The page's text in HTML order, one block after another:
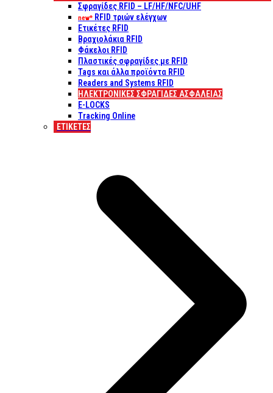
Σφραγίδες RFID – LF/HF/NFC/UHF
new* RFID τριών ελέγχων
Ετικέτες RFID
Βραχιολάκια RFID
Φάκελοι RFID
Πλαστικές σφραγίδες με RFID
Tags και άλλα προϊόντα RFID
Readers and Systems RFID
ΗΛΕΚΤΡΟΝΙΚΕΣ ΣΦΡΑΓΙΔΕΣ ΑΣΦΑΛΕΙΑΣ
E-LOCKS
Tracking Online
ΕΤΙΚΈΤΕΣ